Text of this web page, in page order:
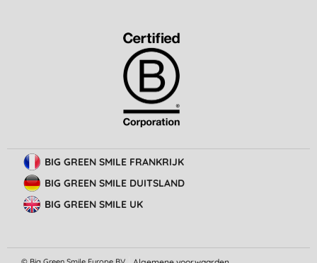
BIG GREEN SMILE FRANKRIJK
BIG GREEN SMILE DUITSLAND
BIG GREEN SMILE UK